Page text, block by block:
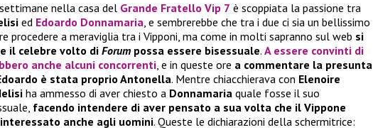
nella casa del Grande Fratello Vip 7 è scoppiata la passione tra
ed Edoardo Donnamaria, e sembrerebbe che tra i due ci sia un bellissimo
procedere a meraviglia tra i Vipponi, ma come in molti sapranno sul web si
il celebre volto diForum possa essere bisessuale. A essere convinti di
anche alcuni concorrenti, e in queste ore a commentare la presunta
è stata proprio Antonella. Mentre chiacchierava con Elenoire
ha ammesso di aver chiesto a Donnamaria quale fosse il suo
facendo intendere di aver pensato a sua volta che il Vippone
anche agli uomini. Queste le dichiarazioni della schermitrice: